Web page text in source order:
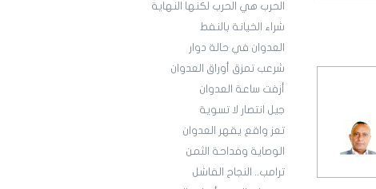
الحرب هي الحرب لكنها النهاية
شراء الخيانة بالنفط
العدوان في حالة دوار
شرعب تمزق أوراق العدوان
أزفت ساعة العدوان
جيل انتصار لا تسوية
تعز واقع يقهر العدوان
الوصاية وفداحة الثمن
ترامب.. النجاح الفاشل